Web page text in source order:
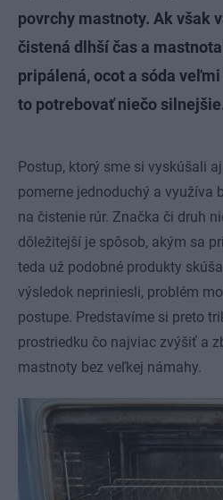
povrchy mastnoty. Ak však
čistená dlhší čas a
pripálená, ocot a sóda
to potrebovať niečo
Postup, ktorý sme si vyskúšali
pomerne jednoduchý a využíva
na čistenie rúr. Značka či druh
dôležitejší je spôsob, akým sa
teda už podobné produkty
výsledok nepriniesli, problém
postupe. Predstavíme si preto
prostriedku čo najviac zvýšiť a
mastnoty bez veľkej námahy.